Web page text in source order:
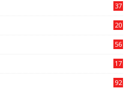
37
20
56
17
92